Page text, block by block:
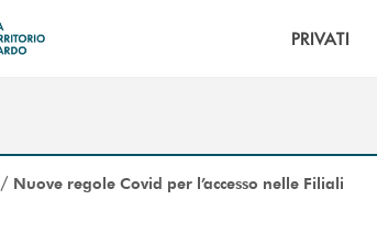
PRIVATI
/ Nuove regole Covid per l’accesso nelle Filiali